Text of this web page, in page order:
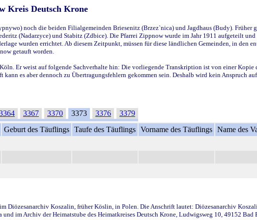
Kreis Deutsch Krone
noch die beiden Filialgemeinden Briesenitz (Brzez`nica) und Jagdhaus (Budy). Früher
(Nadarzyce) und Stabitz (Zdbice). Die Pfarrei Zippnow wurde im Jahr 1911 aufgeteilt
wurden errichtet. Ab diesem Zeitpunkt, müssen für diese ländlichen Gemeinden, in den
getauft worden.
Er weist auf folgende Sachverhalte hin: Die vorliegende Transkription ist von einer
es aber dennoch zu Übertragungsfehlern gekommen sein. Deshalb wird kein Anspruch
3367 3370 3373 3376
3379
Geburt des Täuflings Taufe des Täuflings Vorname des Täuflings Name des
Diözesanarchiv Koszalin, früher Köslin, in Polen. Die Anschrift lautet: Diözesanarchiv
im Archiv der Heimatstube des Heimatkreises Deutsch Krone, Ludwigsweg 10, 49152